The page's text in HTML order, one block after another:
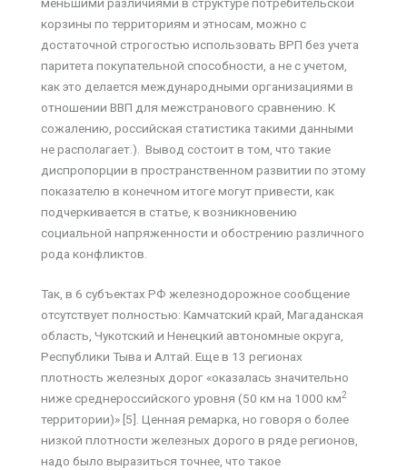
корзины по территориям и этносам, можно с
достаточной строгостью использовать ВРП без учета
паритета покупательной способности, а не с учетом,
как это делается международными организациями в
отношении ВВП для межстранового сравнению. К
сожалению, российская статистика такими данными
не располагает.). Вывод состоит в том, что такие
диспропорции в пространственном развитии по этому
показателю в конечном итоге могут привести, как
подчеркивается в статье, к возникновению
социальной напряженности и обострению различного
рода конфликтов.
Так, в 6 субъектах РФ железнодорожное сообщение
отсутствует полностью: Камчатский край, Магаданская
область, Чукотский и Ненецкий автономные округа,
Республики Тыва и Алтай. Еще в 13 регионах
плотность железных дорог «оказалась значительно
ниже среднероссийского уровня (50 км на 1000 км2
территории)» [5]. Ценная ремарка, но говоря о более
низкой плотности железных дорого в ряде регионов,
надо было выразиться точнее, что такое